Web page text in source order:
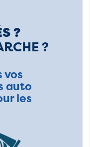
?
?
vos
auto
les